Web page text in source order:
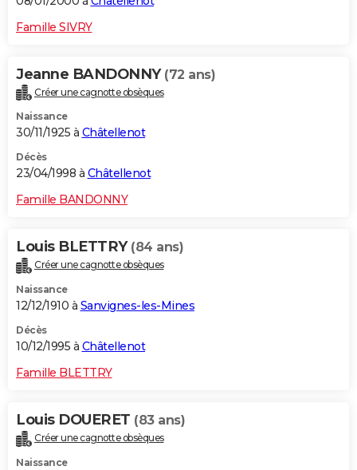
Famille SIVRY
Jeanne BANDONNY (72 ans)
Créer une cagnotte obsèques
Naissance
30/11/1925 à Châtellenot
Décès
23/04/1998 à Châtellenot
Famille BANDONNY
Louis BLETTRY (84 ans)
Créer une cagnotte obsèques
Naissance
12/12/1910 à Sanvignes-les-Mines
Décès
10/12/1995 à Châtellenot
Famille BLETTRY
Louis DOUERET (83 ans)
Créer une cagnotte obsèques
Naissance